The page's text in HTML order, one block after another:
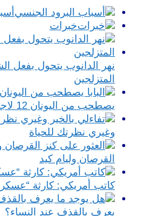
خبرات
نهر الدانوب يتحول بفعل
المتزلجين
يصطحب من اليونان 12 لاجئا سوريا
وغيري نظرتك للحياة
القرصان وليام كيد
كاتب أمريكي: كارثة
يعرف بالقذف عند النساء؟